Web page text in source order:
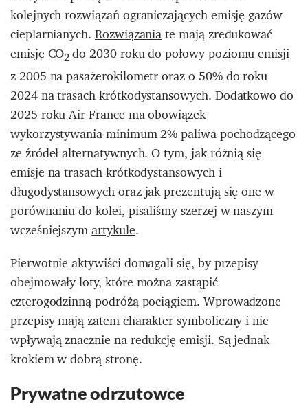
kolejnych rozwiązań ograniczających emisję gazów
cieplarnianych.Rozwiązaniate mają zredukować
emisję CO2do 2030 roku do połowy poziomu emisji
z 2005 na pasażerokilometr oraz o 50% do roku
2024 na trasach krótkodystansowych. Dodatkowo do
2025 roku Air France ma obowiązek
wykorzystywania minimum 2% paliwa pochodzącego
ze źródeł alternatywnych. O tym, jak różnią się
emisje na trasach krótkodystansowych i
długodystansowych oraz jak prezentują się one w
porównaniu do kolei, pisaliśmy szerzej w naszym
wcześniejszymartykule.
Pierwotnie aktywiści domagali się, by przepisy
obejmowały loty, które można zastąpić
czterogodzinną podróżą pociągiem. Wprowadzone
przepisy mają zatem charakter symboliczny i nie
wpływają znacznie na redukcję emisji. Są jednak
krokiem w dobrą stronę.
Prywatne odrzutowce